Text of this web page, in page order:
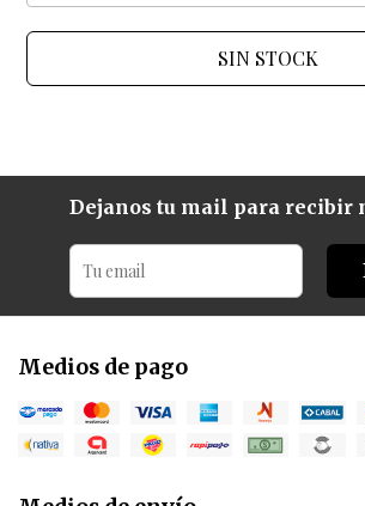
SIN STOCK
Dejanos tu mail para recibir
Medios de pago